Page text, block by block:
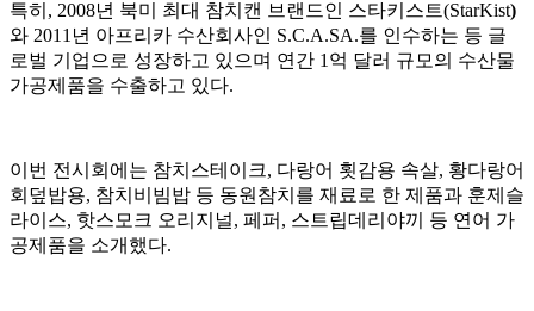
특히, 2008년 북미 최대 참치캔 브랜드인 스타키스트(StarKist)
와 2011년 아프리카 수산회사인 S.C.A.SA.를 인수하는 등 글
로벌 기업으로 성장하고 있으며 연간 1억 달러 규모의 수산물
가공제품을 수출하고 있다.
이번 전시회에는 참치스테이크, 다랑어 횟감용 속살, 황다랑어
회덮밥용, 참치비빔밥 등 동원참치를 재료로 한 제품과 훈제슬
라이스, 핫스모크 오리지널, 페퍼, 스트립데리야끼 등 연어 가
공제품을 소개했다.